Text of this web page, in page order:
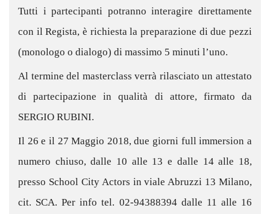
(monologo o dialogo) di massimo 5 minuti l’uno.
Al termine del masterclass verrà rilasciato un attestato
di partecipazione in qualità di attore, firmato da
SERGIO RUBINI.
Il 26 e il 27 Maggio 2018, due giorni full immersion a
numero chiuso, dalle 10 alle 13 e dalle 14 alle 18,
presso School City Actors in viale Abruzzi 13 Milano,
cit. SCA. Per info tel. 02-94388394 dalle 11 alle 16
oppure andrea@scactors.com.